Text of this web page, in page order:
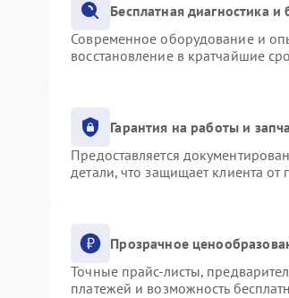
Бесплатная диагностика
Современное оборудование и
восстановление в кратчайшие
Гарантия на работы и
Предоставляется
детали, что защищает клиента
Прозрачное
Точные прайс-листы,
платежей и возможность